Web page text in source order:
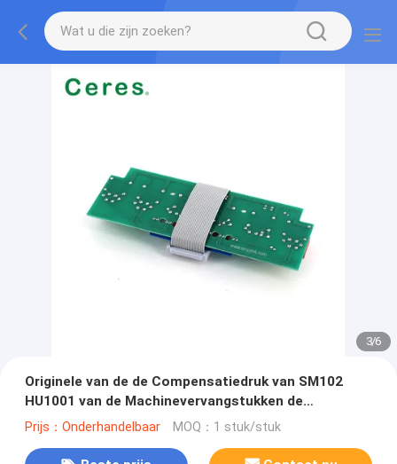
3/6
Originele van de de Compensatiedruk van SM102
HU1001 van de Machinevervangstukken de
Kringsraad
Prijs：Onderhandelbaar MOQ：1 stuk/stuk